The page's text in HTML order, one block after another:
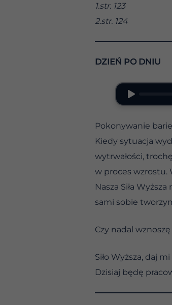
1.str. 123
2.str. 124
DZIEŃ PO DNIU
Pokonywanie
Kiedy sytuacja
wytrwałości,
w proces wzrostu.
Nasza Siła
sami sobie
Czy nadal
Siło Wyższa, daj
Dzisiaj będę